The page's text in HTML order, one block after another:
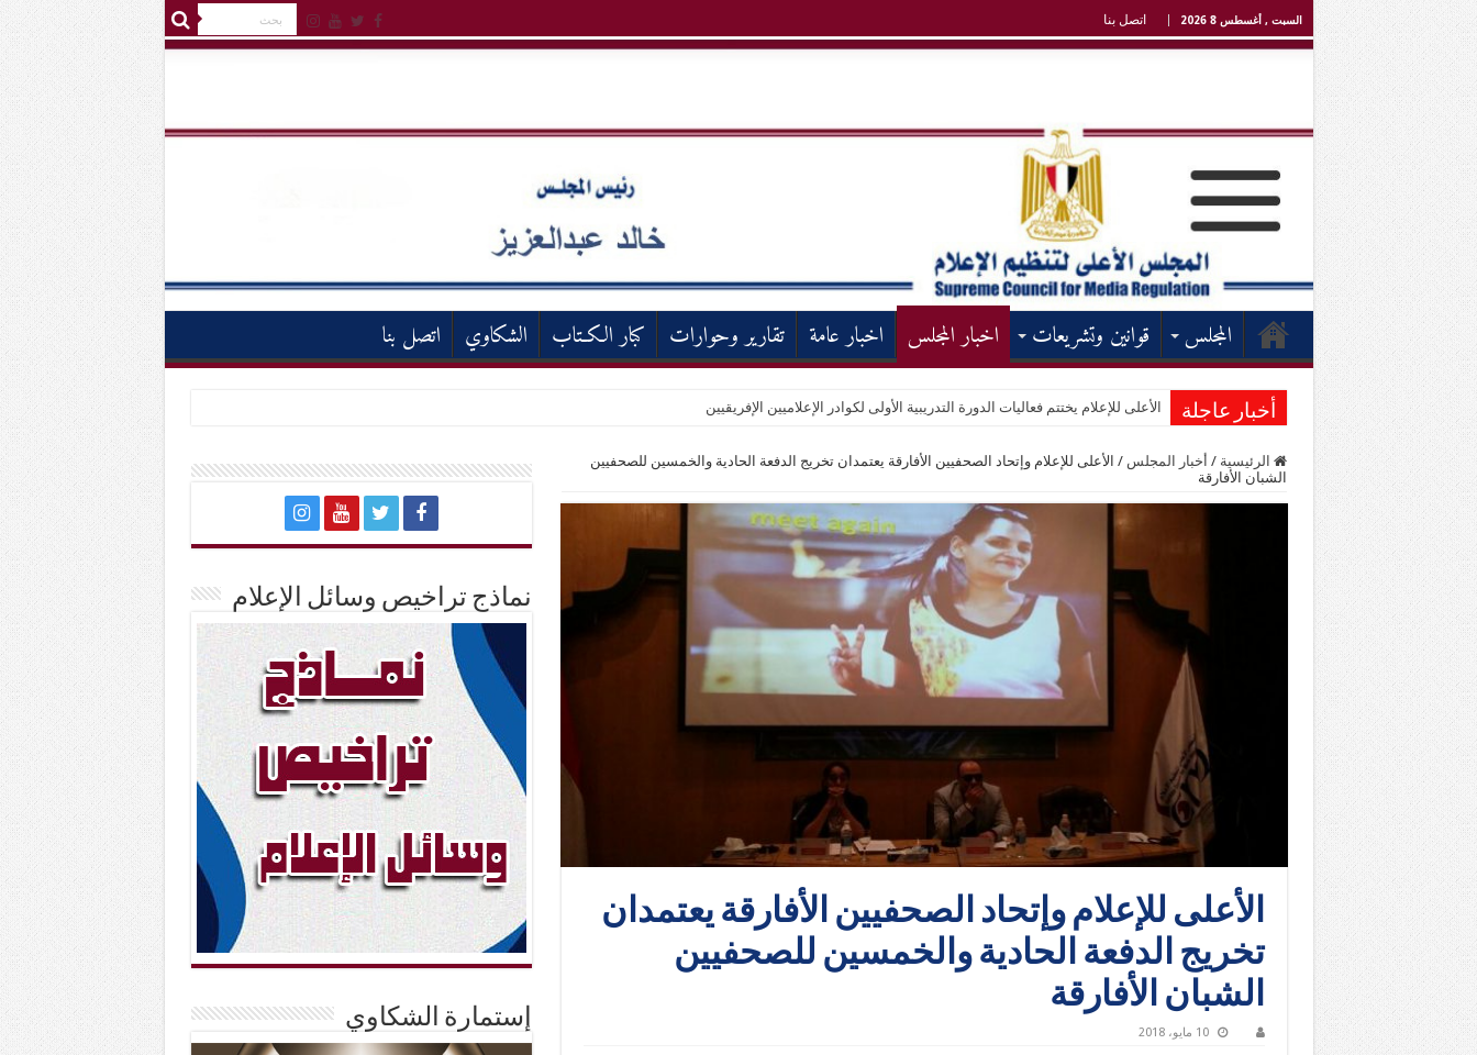
السبت , أغسطس 8 2026 اتصل بنا
المجلس قوانين وتشريعات اخبار المجلس اخبار عامة تقارير وحوارات كبار الكـتاب الشكاوي اتصل بنا
أخبار عاجلة الأعلى للإعلام يختتم فعاليات الدورة التدريبية الأولى لكوادر الإعلاميين الإفريقيين
الرئيسية / أخبار المجلس / الأعلى للإعلام وإتحاد الصحفيين الأفارقة يعتمدان تخريج الدفعة الحادية والخمسين للصحفيين
الشبان الأفارقة
الأعلى للإعلام وإتحاد الصحفيين الأفارقة يعتمدان
تخريج الدفعة الحادية والخمسين للصحفيين
الشبان الأفارقة
10 مايو، 2018
نماذج تراخيص وسائل الإعلام
إستمارة الشكاوي